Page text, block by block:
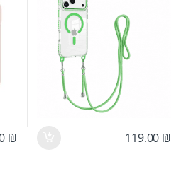
119.00 ₪
₪